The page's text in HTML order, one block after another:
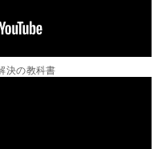
決の教科書